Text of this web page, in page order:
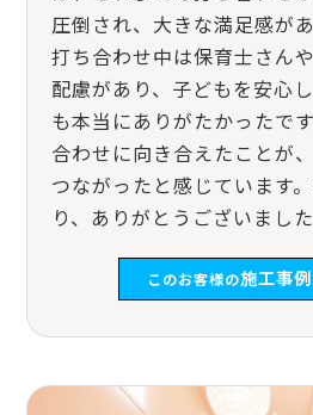
圧倒され、大きな満足感が
打ち合わせ中は保育士さん
配慮があり、子どもを安心
も本当にありがたかったで
合わせに向き合えたことが
つながったと感じています
り、ありがとうございました
このお客様の施工事例